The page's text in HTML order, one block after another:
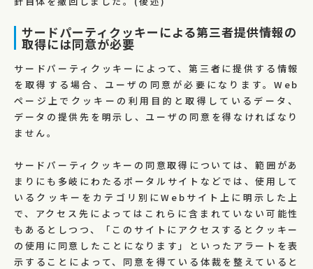
サードパーティクッキーによる第三者提供情報の
取得には同意が必要
サードパーティクッキーによって、第三者に提供する情報
を取得する場合、ユーザの同意が必要になります。Web
ページ上でクッキーの利用目的と取得しているデータ、
データの提供先を明示し、ユーザの同意を得なければなり
ません。
サードパーティクッキーの同意取得については、範囲があ
まりにも多岐にわたるポータルサイトなどでは、使用して
いるクッキーをカテゴリ別にWebサイト上に明示した上
で、アクセス先によってはこれらに含まれていない可能性
もあるとしつつ、「このサイトにアクセスするとクッキー
の使用に同意したことになります」といったアラートを表
示することによって、同意を得ている体裁を整えていると